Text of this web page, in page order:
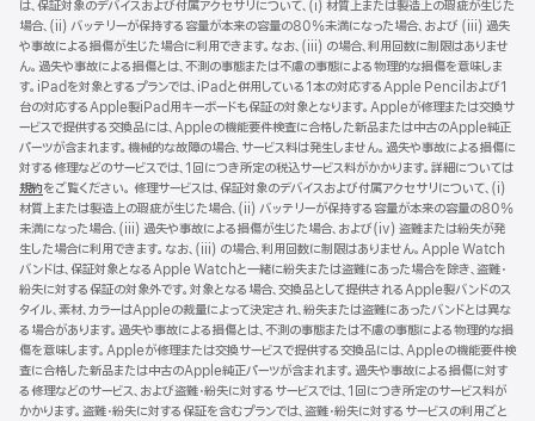
規
ウ
イ
ン
ド
ウ
で
開
き
ま
す）
は、保証対象のデバイスおよび付属アクセサリについて、(i) 材質上または製造上の瑕疵が生じた
場合、(ii) バッテリーが保持する容量が本来の容量の80%未満になった場合、および (iii) 過失
や事故による損傷が生じた場合に利用できます。なお、(iii) の場合、利用回数に制限はありませ
ん。過失や事故による損傷とは、不測の事態または不慮の事態による物理的な損傷を意味しま
す。iPadを対象とするプランでは、iPadと併用している1本の対応するApple Pencilおよび1
台の対応するApple製iPad用キーボードも保証の対象となります。Appleが修理または交換サ
ービスで提供する交換品には、Appleの機能要件検査に合格した新品または中古のApple純正
パーツが含まれます。機械的な故障の場合、サービス料は発生しません。過失や事故による損傷に
対する修理などのサービスでは、1回につき所定の税込サービス料がかかります。詳細については
規約（新
規
ウ
イ
ン
ド
ウ
で
開
き
ま
す）
をご覧ください。 修理サービスは、保証対象のデバイスおよび付属アクセサリについて、(i)
材質上または製造上の瑕疵が生じた場合、(ii) バッテリーが保持する容量が本来の容量の80%
未満になった場合、(iii) 過失や事故による損傷が生じた場合、および(iv) 盗難または紛失が発
生した場合に利用できます。なお、(iii) の場合、利用回数に制限はありません。Apple Watch
バンドは、保証対象となるApple Watchと一緒に紛失または盗難にあった場合を除き、盗難・
紛失に対する保証の対象外です。対象となる場合、交換品として提供されるApple製バンドのス
タイル、素材、カラーはAppleの裁量によって決定され、紛失または盗難にあったバンドとは異な
る場合があります。過失や事故による損傷とは、不測の事態または不慮の事態による物理的な損
傷を意味します。Appleが修理または交換サービスで提供する交換品には、Appleの機能要件検
査に合格した新品または中古のApple純正パーツが含まれます。過失や事故による損傷に対す
る修理などのサービス、および盗難・紛失に対するサービスでは、1回につき所定のサービス料が
かかります。盗難・紛失に対する保証を含むプランでは、盗難・紛失に対するサービスの利用ごと